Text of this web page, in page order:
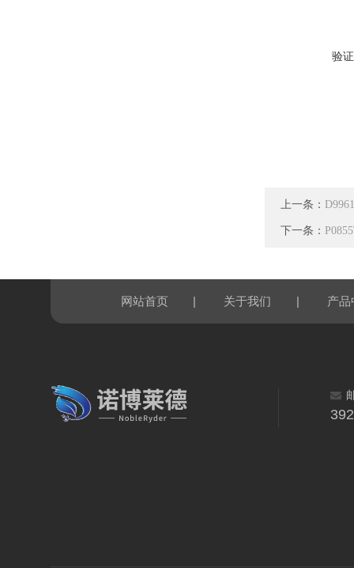
验
上一条：
下一条：
网站首页 | 关于我们 | 产品